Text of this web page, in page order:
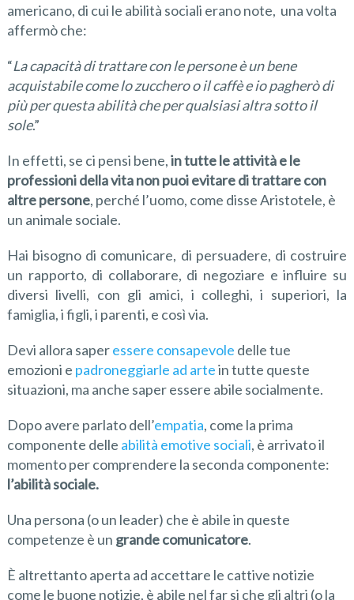
americano, di cui le abilità sociali erano note, una volta
affermò che:
“La capacità di trattare con le personeè un bene
acquistabile come lo zucchero o il caffè e io pagherò di
più per questa abilitàche per qualsiasi altra sotto il
sole.”
In effetti, se ci pensi bene,intutte le attività e le
professioni della vitanon puoi evitare ditrattare con
altre persone, perché l’uomo, come disse Aristotele, è
un animale sociale.
Hai bisogno di comunicare, di persuadere, di costruire
un rapporto, di collaborare, di negoziare e influire su
diversi livelli, con gli amici, i colleghi, i superiori, la
famiglia, i figli, i parenti, e così via.
Devi allora saperessere consapevole delle tue
emozioni e padroneggiarle ad artein tutte queste
situazioni, ma anche saper essere abile socialmente.
Dopo avere parlato dell’empatia, come la prima
componente delle abilità emotive sociali, è arrivato il
momento per comprendere la seconda componente:
l’abilità sociale.
Una persona (o un leader) che è abile in queste
competenze è un grandecomunicatore.
È altrettanto aperta ad accettare le cattive notizie
come le buone notizie, è abile nel far si che gli altri (o la